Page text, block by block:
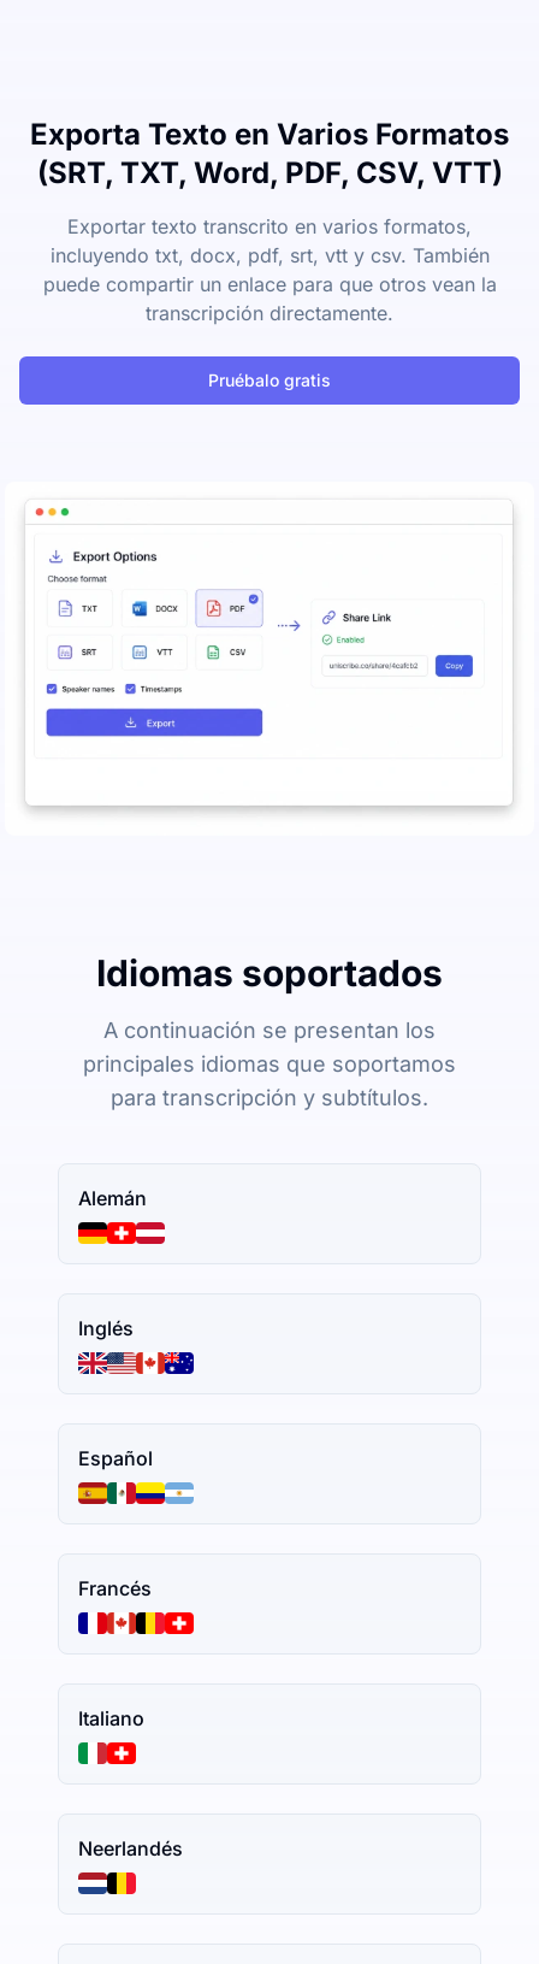
Exporta Texto en Varios Formatos
(SRT, TXT, Word, PDF, CSV, VTT)
Exportar texto transcrito en varios formatos,
incluyendo txt, docx, pdf, srt, vtt y csv. También
puede compartir un enlace para que otros vean la
transcripción directamente.
Pruébalo gratis
Idiomas soportados
A continuación se presentan los
principales idiomas que soportamos
para transcripción y subtítulos.
Alemán
Inglés
Español
Francés
Italiano
Neerlandés